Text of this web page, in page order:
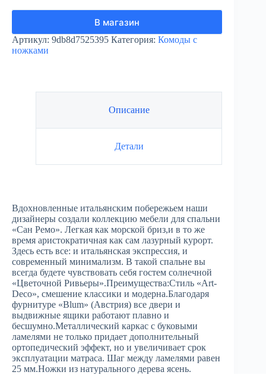
В магазин
Артикул: 9db8d7525395 Категория: Комоды с
ножками
Описание
Детали
Вдохновленные итальянским побережьем наши
дизайнеры создали коллекцию мебели для спальни
«Сан Ремо». Легкая как морской бриз,и в то же
время аристократичная как сам лазурный курорт.
Здесь есть все: и итальянская экспрессия, и
современный минимализм. В такой спальне вы
всегда будете чувствовать себя гостем солнечной
«Цветочной Ривьеры».Преимущества:Стиль «Art-
Deco», смешение классики и модерна.Благодаря
фурнитуре «Blum» (Австрия) все двери и
выдвижные ящики работают плавно и
бесшумно.Металлический каркас с буковыми
ламелями не только придает дополнительный
ортопедический эффект, но и увеличивает срок
эксплуатации матраса. Шаг между ламелями равен
25 мм.Ножки из натурального дерева ясень.